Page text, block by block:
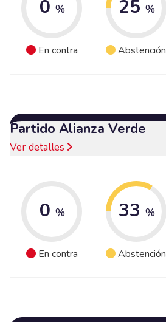
0 %
En contra
25 %
Abstención
Partido Alianza Verde
Ver detalles
0 %
En contra
33 %
Abstención